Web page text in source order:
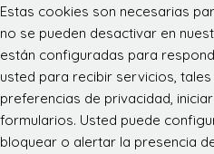
Estas cookies son necesarias
no se pueden desactivar en
están configuradas para
usted para recibir servicios,
preferencias de privacidad,
formularios. Usted puede
bloquear o alertar la presencia